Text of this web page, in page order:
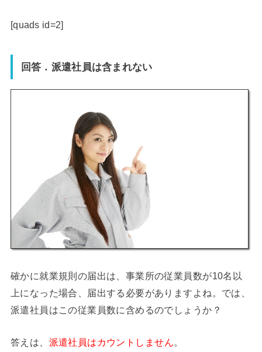
[quads id=2]
回答．派遣社員は含まれない
確かに就業規則の届出は、事業所の従業員数が10名以
上になった場合、届出する必要がありますよね。では、
派遣社員はこの従業員数に含めるのでしょうか？
答えは、 派遣社員はカウントしません。